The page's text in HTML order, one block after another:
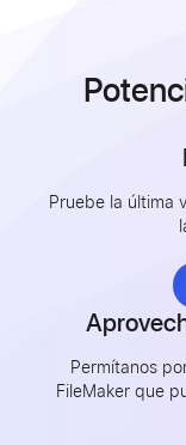
Pruebe la última
Permítanos
FileMaker que